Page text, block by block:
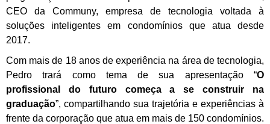
CEO da Communy, empresa de tecnologia voltada à
soluções inteligentes em condomínios que atua desde
2017.
Com mais de 18 anos de experiência na área de tecnologia,
Pedro trará como tema de sua apresentação“O
profissional do futuro começa a se construir na
graduação”, compartilhando sua trajetória e experiências à
frente da corporação que atua em mais de 150 condomínios.